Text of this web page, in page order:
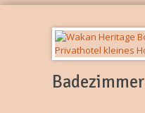
Badezimmer